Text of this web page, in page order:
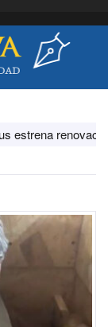
renovación